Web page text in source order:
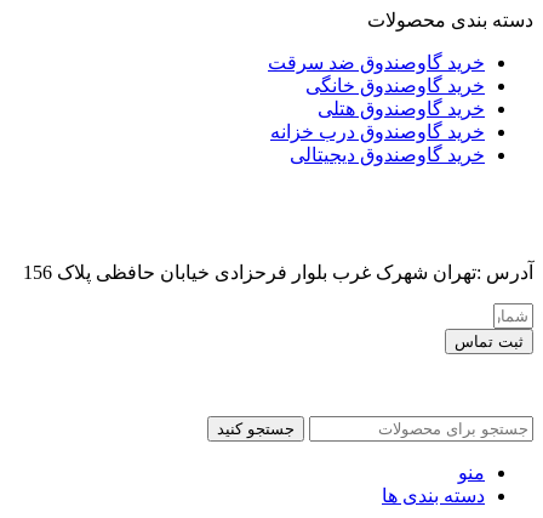
دسته بندی محصولات
خرید گاوصندوق ضد سرقت
خرید گاوصندوق خانگی
خرید گاوصندوق هتلی
خرید گاوصندوق درب خزانه
خرید گاوصندوق دیجیتالی
آدرس :تهران شهرک غرب بلوار فرحزادی خیابان حافظی پلاک 156
ثبت تماس
جستجو کنید
منو
دسته بندی ها